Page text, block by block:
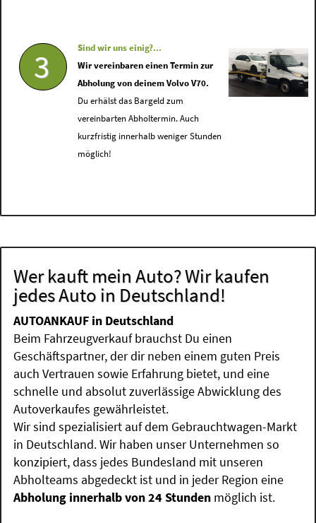
3
Sind wir uns einig?...
Wir vereinbaren einen Termin zur
Abholung von deinem Volvo V70.
Du erhälst das Bargeld zum
vereinbarten Abholtermin. Auch
kurzfristig innerhalb weniger Stunden
möglich!
Wer kauft mein Auto? Wir kaufen
jedes Auto in Deutschland!
AUTOANKAUF in Deutschland
Beim Fahrzeugverkauf brauchst Du einen
Geschäftspartner, der dir neben einem guten Preis
auch Vertrauen sowie Erfahrung bietet, und eine
schnelle und absolut zuverlässige Abwicklung des
Autoverkaufes gewährleistet.
Wir sind spezialisiert auf dem Gebrauchtwagen-Markt
in Deutschland. Wir haben unser Unternehmen so
konzipiert, dass jedes Bundesland mit unseren
Abholteams abgedeckt ist und in jeder Region eine
Abholung innerhalb von 24 Stunden möglich ist.